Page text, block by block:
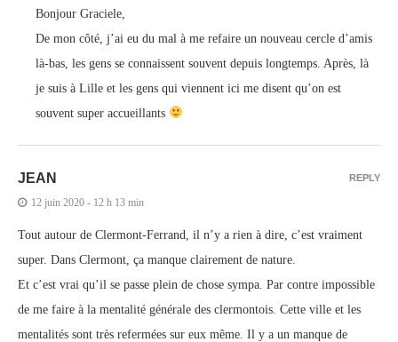
Bonjour Graciele,
De mon côté, j’ai eu du mal à me refaire un nouveau cercle d’amis
là-bas, les gens se connaissent souvent depuis longtemps. Après, là
je suis à Lille et les gens qui viennent ici me disent qu’on est
souvent super accueillants
JEAN
12 juin 2020 - 12 h 13 min
Tout autour de Clermont-Ferrand, il n’y a rien à dire, c’est vraiment
super. Dans Clermont, ça manque clairement de nature.
Et c’est vrai qu’il se passe plein de chose sympa. Par contre impossible
de me faire à la mentalité générale des clermontois. Cette ville et les
mentalités sont très refermées sur eux même. Il y a un manque de
REPLY